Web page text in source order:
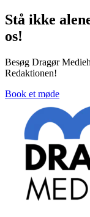
Stå ikke
os!
Besøg Dragør
Redaktionen!
Book et møde